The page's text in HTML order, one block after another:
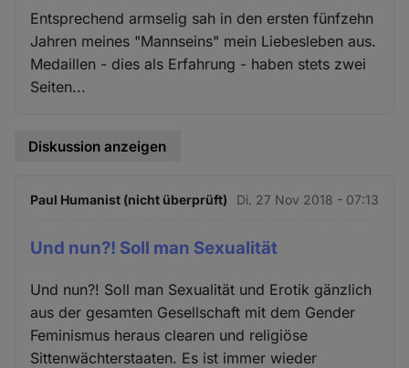
Entsprechend armselig sah in den ersten fünfzehn
Jahren meines "Mannseins" mein Liebesleben aus.
Medaillen - dies als Erfahrung - haben stets zwei
Seiten...
Diskussion anzeigen
Paul Humanist (nicht überprüft) Di. 27 Nov 2018 - 07:13
Und nun?! Soll man Sexualität
Und nun?! Soll man Sexualität und Erotik gänzlich
aus der gesamten Gesellschaft mit dem Gender
Feminismus heraus clearen und religiöse
Sittenwächterstaaten. Es ist immer wieder